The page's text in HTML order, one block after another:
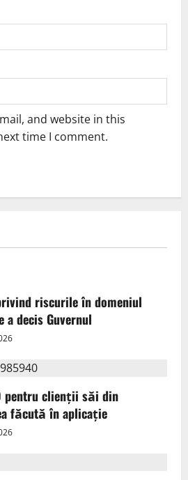
and website in this
time I comment.
riscurile în domeniul
a decis Guvernul
pentru clienții săi din
făcută în aplicație